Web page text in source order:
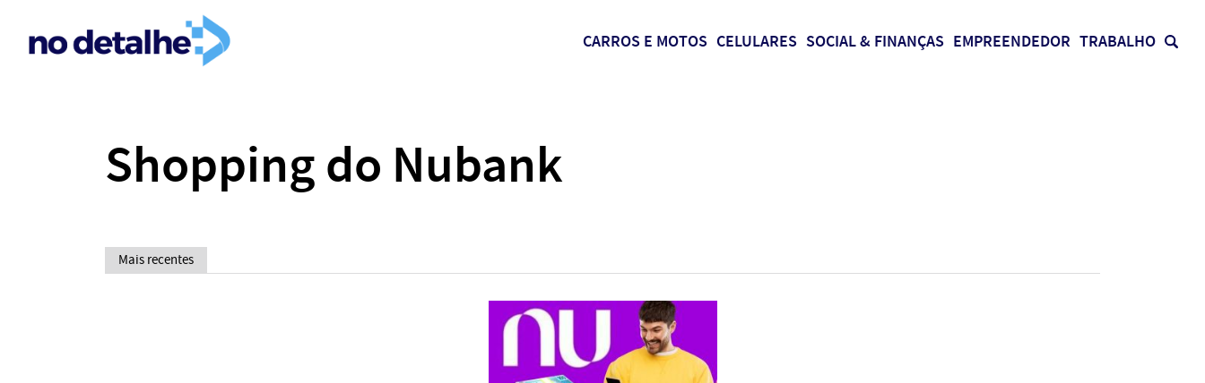
CARROS E MOTOS CELULARES SOCIAL & FINANÇAS EMPREENDEDOR TRABALHO
Shopping do Nubank
Mais recentes